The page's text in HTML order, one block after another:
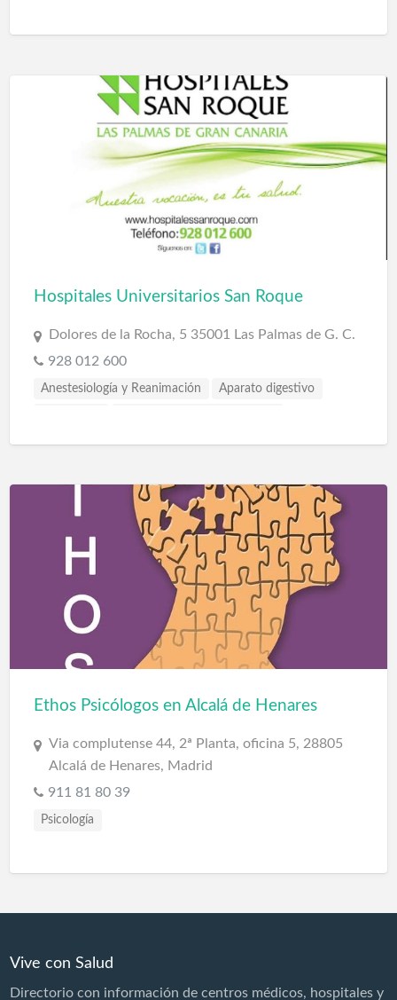
Hospitales Universitarios San Roque
Dolores de la Rocha, 5 35001 Las Palmas de G. C.
928 012 600
Anestesiología y Reanimación Aparato digestivo
Dermatología y venereología
Estomatología Ginecología Hemodiálisis
Medicina interna Neumología Neurocirugía
Oftalmología Otorrinolaringología
Pediatría Psiquiatría Rehabilitación
Reumatología Terapias Médicas
Traumatología y cirugía ortopédica Urología
Ethos Psicólogos en Alcalá de Henares
Via complutense 44, 2ª Planta, oficina 5, 28805
Alcalá de Henares, Madrid
911 81 80 39
Psicología
Vive con Salud
Directorio con información de centros médicos, hospitales y